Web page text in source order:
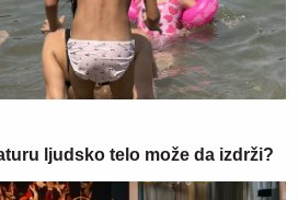
ljudsko telo može da izdrži?